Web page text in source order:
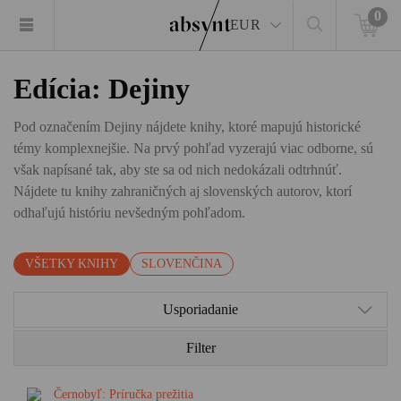
EUR
0
Edícia: Dejiny
Pod označením Dejiny nájdete knihy, ktoré mapujú historické
témy komplexnejšie. Na prvý pohľad vyzerajú viac odborne, sú
však napísané tak, aby ste sa od nich nedokázali odtrhnúť.
Nájdete tu knihy zahraničných aj slovenských autorov, ktorí
odhaľujú históriu nevšedným pohľadom.
VŠETKY KNIHY SLOVENČINA
Usporiadanie
Filter